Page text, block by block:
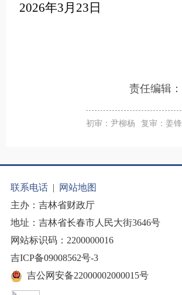
2026年3月23日
责任编辑：
初审：尹柳杨 复审：姜锋
联系电话 |
网站地图
主办：吉林省财政厅
地址：吉林省长春市人民大街3646号
网站标识码：2200000016
吉ICP备09008562号-3
吉公网安备22000002000015号